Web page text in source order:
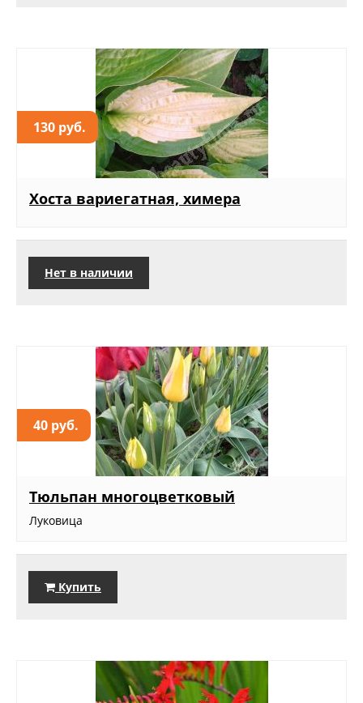
130 руб.
Хоста вариегатная, химера
Нет в наличии
40 руб.
Тюльпан многоцветковый
Луковица
Купить